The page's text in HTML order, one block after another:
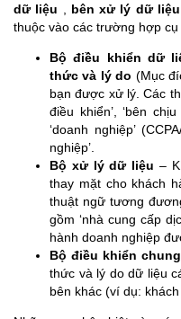
dữ liệu
bên xử lý dữ liệu
thuộc vào các trường hợp cụ
Bộ điều khiển dữ
thức và lý do (Mục
bạn được xử lý. Các
điều khiển’, ‘bên
‘doanh nghiệp’
nghiệp’.
Bộ xử lý dữ liệu –
thay mặt cho khách
thuật ngữ tương
gồm ‘nhà cung cấp
hành doanh nghiệp
Bộ điều khiển chung
thức và lý do dữ liệu
bên khác (ví dụ: